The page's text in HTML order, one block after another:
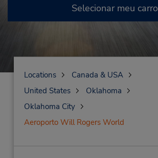
Selecionar meu carro
Locations
Canada & USA
United States
Oklahoma
Oklahoma City
Aeroporto Will Rogers World